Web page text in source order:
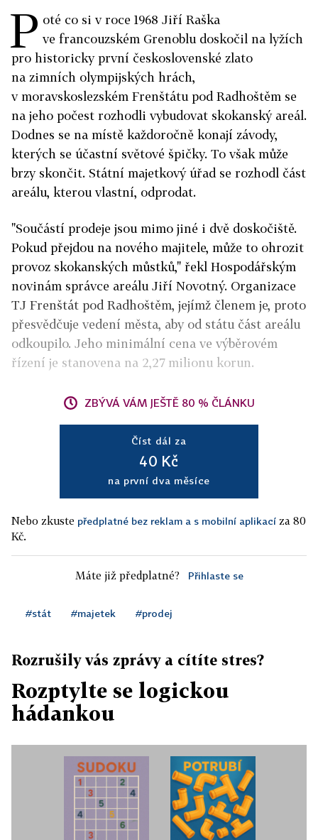
P oté co si v roce 1968 Jiří Raška
ve francouzském Grenoblu doskočil na lyžích
pro historicky první československé zlato
na zimních olympijských hrách,
v moravskoslezském Frenštátu pod Radhoštěm se
na jeho počest rozhodli vybudovat skokanský areál.
Dodnes se na místě každoročně konají závody,
kterých se účastní světové špičky. To však může
brzy skončit. Státní majetkový úřad se rozhodl část
areálu, kterou vlastní, odprodat.
"Součástí prodeje jsou mimo jiné i dvě doskočiště.
Pokud přejdou na nového majitele, může to ohrozit
provoz skokanských můstků," řekl Hospodářským
novinám správce areálu Jiří Novotný. Organizace
TJ Frenštát pod Radhoštěm, jejímž členem je, proto
přesvědčuje vedení města, aby od státu část areálu
odkoupilo. Jeho minimální cena ve výběrovém
řízení je stanovena na 2,27 milionu korun.
ZBÝVÁ VÁM JEŠTĚ 80 % ČLÁNKU
Číst dál za
40 Kč
na první dva měsíce
Nebo zkuste předplatné bez reklam a s mobilní aplikací za 80
Kč.
Máte již předplatné? Přihlaste se
#stát #majetek #prodej
Rozrušily vás zprávy a cítíte stres?
Rozptylte se logickou
hádankou